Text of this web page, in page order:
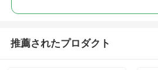
推薦されたプロダクト